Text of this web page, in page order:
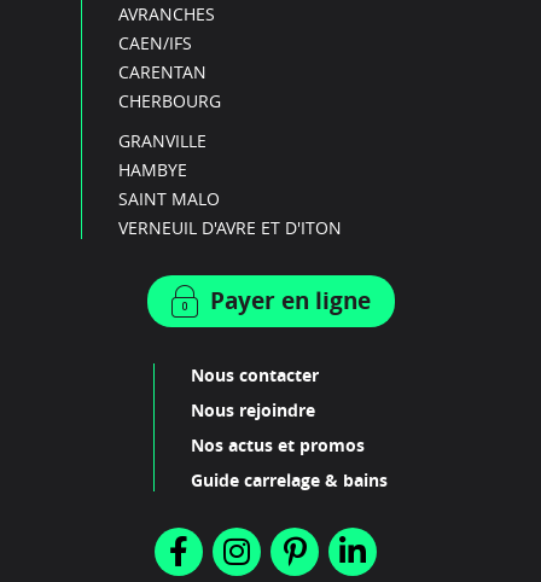
AVRANCHES
CAEN/IFS
CARENTAN
CHERBOURG
GRANVILLE
HAMBYE
SAINT MALO
VERNEUIL D'AVRE ET D'ITON
Payer en ligne
Nous contacter
Nous rejoindre
Nos actus et promos
Guide carrelage & bains